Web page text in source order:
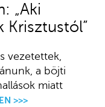
„Aki
Krisztustól”
vezetettek,
a böjti
miatt
>>>